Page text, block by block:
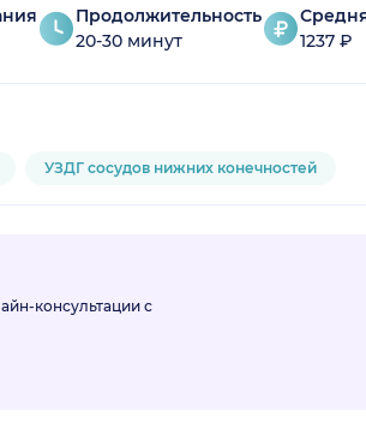
Продолжительность
20-30 минут
1237 ₽
УЗДГ сосудов нижних конечностей
консультации с